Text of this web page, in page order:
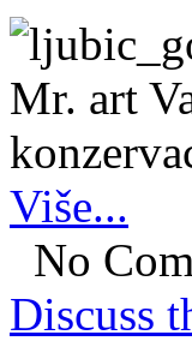
Mr. art
Više...
No
Discuss